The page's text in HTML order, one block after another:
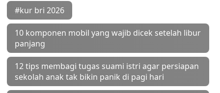
#kur bri 2026
10 komponen mobil yang wajib dicek setelah libur
panjang
12 tips membagi tugas suami istri agar persiapan
sekolah anak tak bikin panik di pagi hari